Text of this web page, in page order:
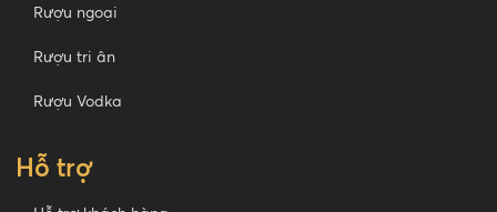
Rượu ngoại
Rượu tri ân
Rượu Vodka
Hỗ trợ